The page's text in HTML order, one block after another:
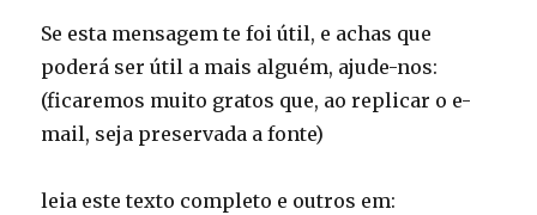
Se esta mensagem te foi útil, e achas que
poderá ser útil a mais alguém, ajude-nos:
(ficaremos muito gratos que, ao replicar o e-
mail, seja preservada a fonte)
leia este texto completo e outros em: